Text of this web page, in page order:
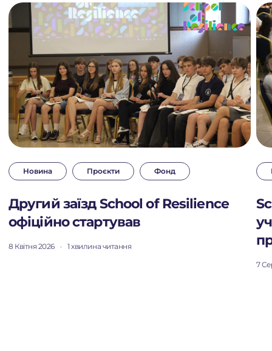
Новина Проєкти Фонд
Другий заїзд School of Resilience
офіційно стартував
8 Квітня 2026 · 1 хвилина читання
7